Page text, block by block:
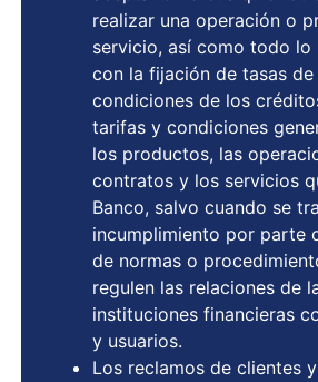
realizar una operación o
servicio, así como todo lo
con la fijación de tasas de
condiciones de los
tarifas y condiciones
los productos, las
contratos y los servicios
Banco, salvo cuando se
incumplimiento por parte
de normas o
regulen las relaciones de
instituciones financieras
y usuarios.
Los reclamos de clientes